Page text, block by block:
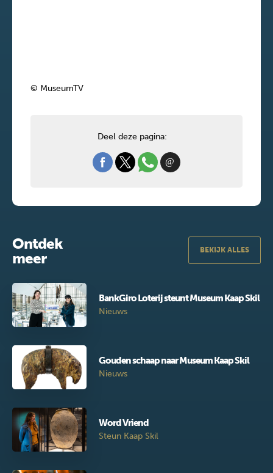
© MuseumTV
Deel deze pagina:
Ontdek
meer
BEKIJK ALLES
BankGiro Loterij steunt Museum Kaap Skil
Nieuws
Gouden schaap naar Museum Kaap Skil
Nieuws
Word Vriend
Steun Kaap Skil